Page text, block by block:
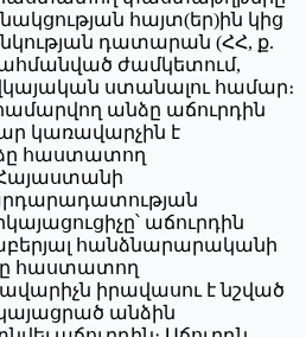
հայտ(եր)ին կից
դատարան (ՀՀ, ք.
ժամկետում,
ստանալու համար։
անձը աճուրդին
կառավարչին է
հաստատող
աճուրդին
հանձնարարականի
հաստատող
իրավասու է նշված
անձին